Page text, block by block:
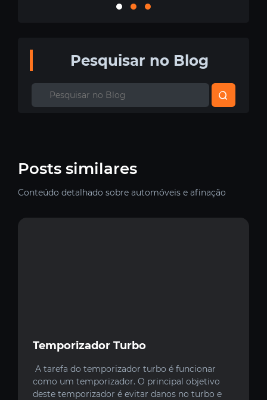
Pesquisar no Blog
Posts similares
Conteúdo detalhado sobre automóveis e afinação
Temporizador Turbo
A tarefa do temporizador turbo é funcionar
como um temporizador. O principal objetivo
deste temporizador é evitar danos no turbo e